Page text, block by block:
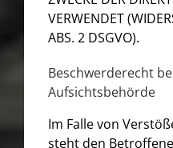
VERWENDET
ABS. 2 DSGVO).
Beschwerde­recht
Aufsichts­behörde
Im Falle von
steht den